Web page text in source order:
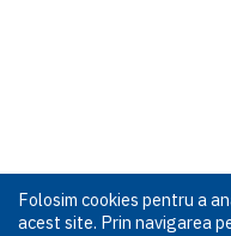
Folosim cookies pentru a
acest site. Prin navigarea